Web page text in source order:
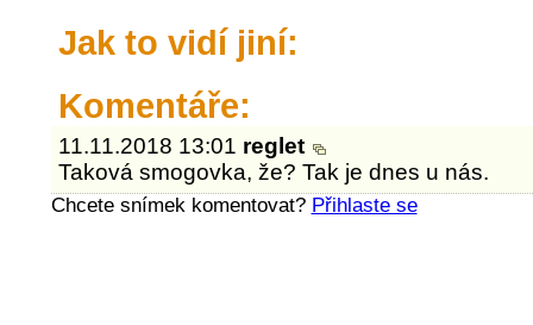
Jak to vidí jiní:
Komentáře:
11.11.2018 13:01 reglet
Taková smogovka, že? Tak je dnes u nás.
Chcete snímek komentovat? Přihlaste se